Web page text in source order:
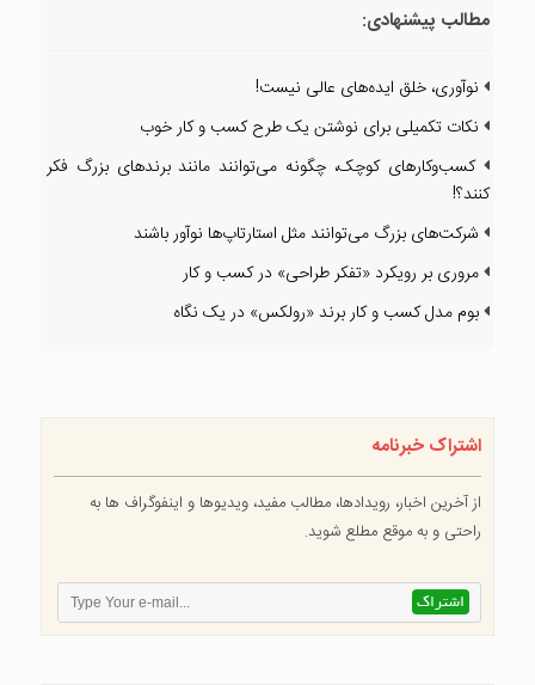
مطالب پیشنهادی:
نوآوری، خلق ایده‌های عالی نیست!
نکات تکمیلی برای نوشتن یک طرح کسب و کار خوب
کسب‌وکارهای کوچک، چگونه می‌توانند مانند برندهای بزرگ فکر
کنند؟!
شرکت‌های بزرگ می‌توانند مثل استارتاپ‌ها نوآور باشند
مروری بر رویکرد «تفکر طراحی» در کسب و کار
بوم مدل کسب و کار برند «رولکس» در یک نگاه
اشتراک خبرنامه
از آخرین اخبار، رویدادها، مطالب مفید، ویدیوها و اینفوگراف ها به
راحتی و به موقع مطلع شوید.